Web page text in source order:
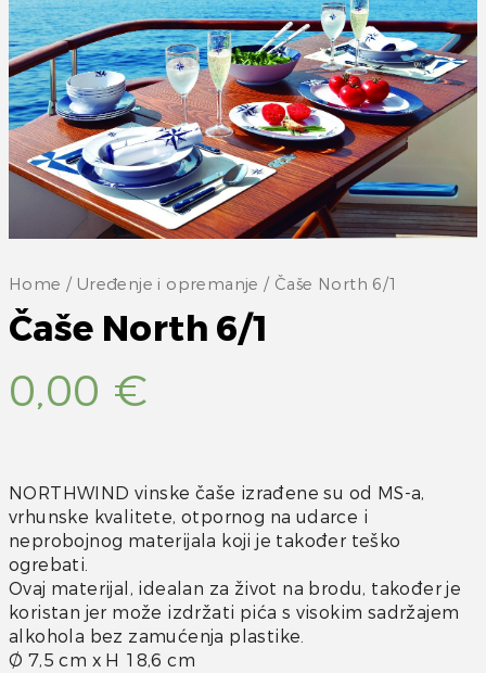
Home / Uređenje i opremanje / Čaše North 6/1
Čaše North 6/1
0,00 €
NORTHWIND vinske čaše izrađene su od MS-a,
vrhunske kvalitete, otpornog na udarce i
neprobojnog materijala koji je također teško
ogrebati.
Ovaj materijal, idealan za život na brodu, također je
koristan jer može izdržati pića s visokim sadržajem
alkohola bez zamućenja plastike.
Ø 7,5 cm x H 18,6 cm